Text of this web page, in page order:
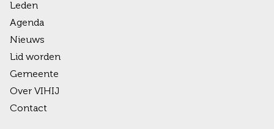
Leden
Agenda
Nieuws
Lid worden
Gemeente
Over VIHIJ
Contact